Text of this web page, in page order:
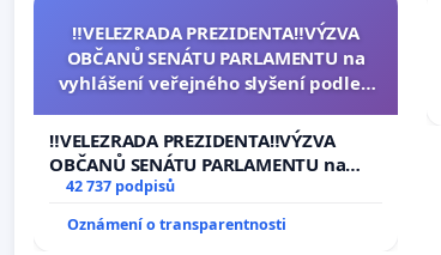
‼️VELEZRADA PREZIDENTA‼️VÝZVA
OBČANŮ SENÁTU PARLAMENTU na
vyhlášení veřejného slyšení podle §
na přijetí usnesení k podání ústavní
žaloby na prezidenta republiky
‼️VELEZRADA PREZIDENTA‼️VÝZVA
OBČANŮ SENÁTU PARLAMENTU na
vyhlášení veřejného slyšení podle §
na přijetí usnesení k podání ústavní
42 737 podpisů
Oznámení o transparentnosti